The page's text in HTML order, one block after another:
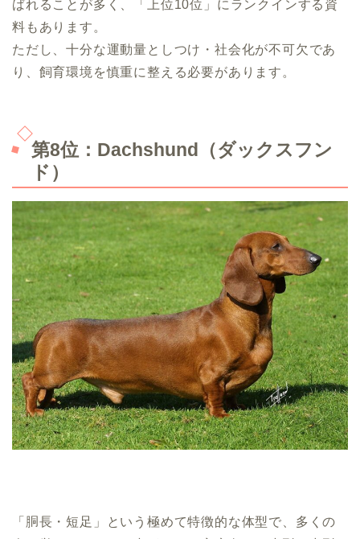
ばれることが多く、「上位10位」にランクインする資
料もあります。
ただし、十分な運動量としつけ・社会化が不可欠であ
り、飼育環境を慎重に整える必要があります。
第8位：Dachshund（ダックスフン
ド）
「胴長・短足」という極めて特徴的な体型で、多くの